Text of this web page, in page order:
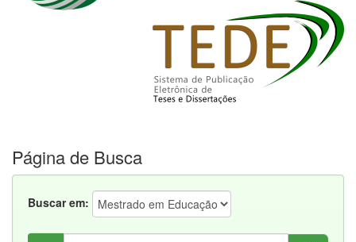
Página de Busca
Buscar em: